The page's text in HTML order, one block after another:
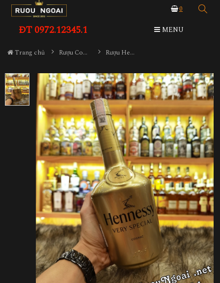
0
ĐT 0972.12345.1 MENU
Trang chủ Rượu Cognac Rượu Hennessy VS Limited Tết 2024